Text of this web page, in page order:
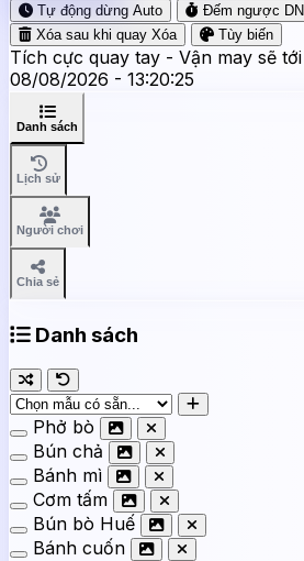
Tự động dừng Auto Đếm ngược DN
Xóa sau khi quay Xóa Tùy biến
Tích cực quay tay - Vận may sẽ tới
08/08/2026 - 13:20:27
Danh sách
Lịch sử
Người chơi
Chia sẻ
Danh sách
Phở bò
Bún chả
Bánh mì
Cơm tấm
Bún bò Huế
Bánh cuốn